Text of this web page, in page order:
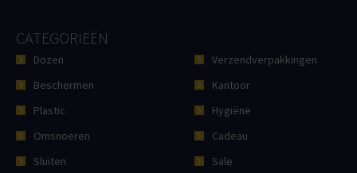
CATEGORIEËN
Dozen
Beschermen
Plastic
Omsnoeren
Sluiten
Verzendverpakkingen
Kantoor
Hygiëne
Cadeau
Sale